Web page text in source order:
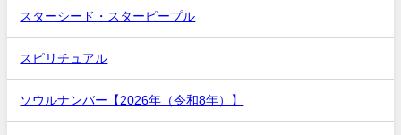
スターシード・スターピープル
スピリチュアル
ソウルナンバー【2026年（令和8年）】